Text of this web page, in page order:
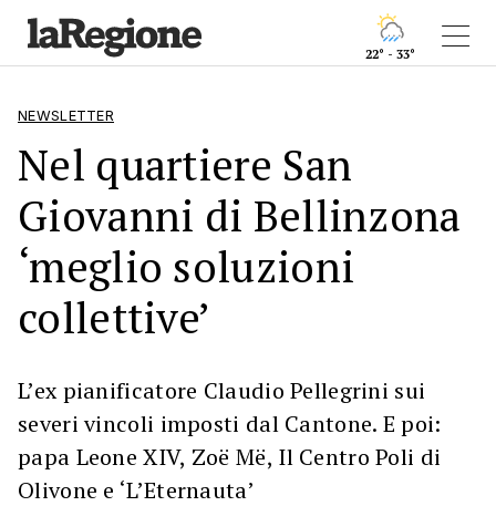
22° - 33°
NEWSLETTER
Nel quartiere San
Giovanni di Bellinzona
‘meglio soluzioni
collettive’
L’ex pianificatore Claudio Pellegrini sui
severi vincoli imposti dal Cantone. E poi:
papa Leone XIV, Zoë Më, Il Centro Poli di
Olivone e ‘L’Eternauta’